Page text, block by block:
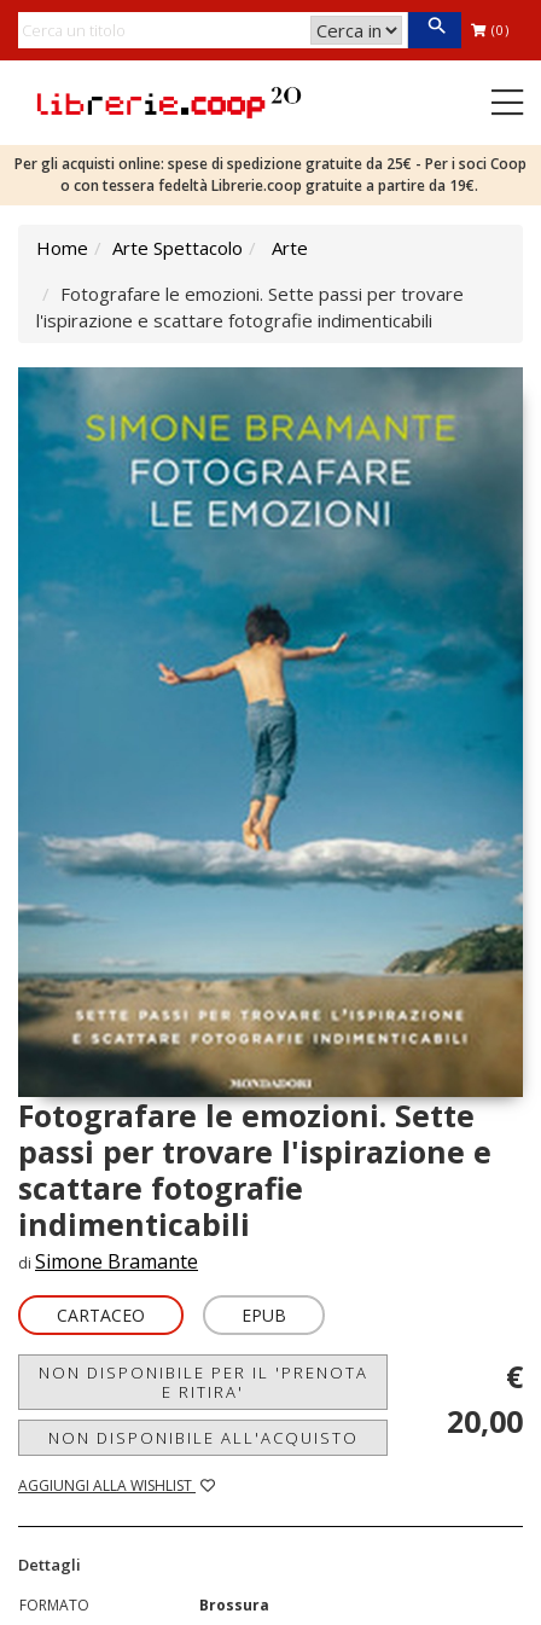
(0)
Per gli acquisti online: spese di spedizione gratuite da 25€ - Per i soci Coop
o con tessera fedeltà Librerie.coop gratuite a partire da 19€.
Home Arte Spettacolo
Arte
Fotografare le emozioni. Sette passi per trovare
l'ispirazione e scattare fotografie indimenticabili
Fotografare le emozioni. Sette
passi per trovare l'ispirazione e
scattare fotografie
indimenticabili
di Simone Bramante
CARTACEO EPUB
NON DISPONIBILE PER IL 'PRENOTA
E RITIRA'
NON DISPONIBILE ALL'ACQUISTO
AGGIUNGI ALLA WISHLIST
€
20,00
Dettagli
FORMATO
Brossura